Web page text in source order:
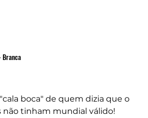
Branca
boca" de quem dizia que o
não tinham mundial válido!